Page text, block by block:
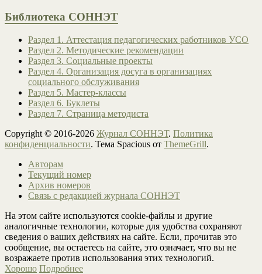
Библиотека СОННЭТ
Раздел 1. Аттестация педагогических работников УСО
Раздел 2. Методические рекомендации
Раздел 3. Социальные проекты
Раздел 4. Организация досуга в организациях
социального обслуживания
Раздел 5. Мастер-классы
Раздел 6. Буклеты
Раздел 7. Страница методиста
Copyright © 2016-2026 Журнал СОННЭТ. Политика
конфиденциальности. Тема Spacious от ThemeGrill.
Авторам
Текущий номер
Архив номеров
Связь с редакцией журнала СОННЭТ
На этом сайте используются cookie-файлы и другие
аналогичные технологии, которые для удобства сохраняют
сведения о ваших действиях на сайте. Если, прочитав это
сообщение, вы остаетесь на сайте, это означает, что вы не
возражаете против использования этих технологий.
Хорошо Подробнее